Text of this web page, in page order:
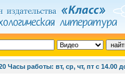
Часы работы: вт, ср, чт, пт с 14.00